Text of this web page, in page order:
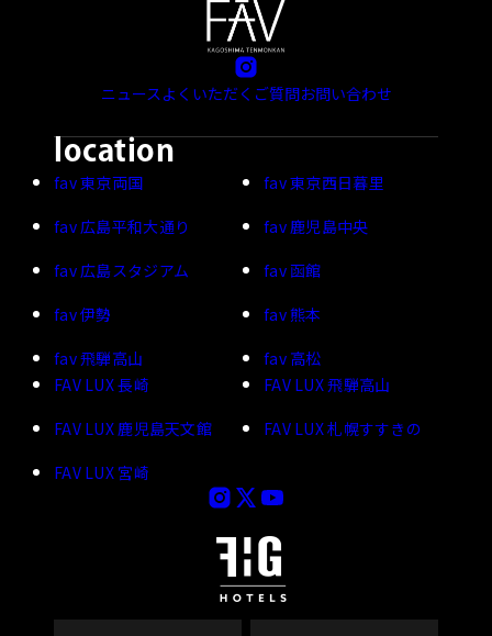
ニュースよくいただくご質問お問い合わせ
location
fav 東京両国
fav 東京西日暮里
fav 広島平和大通り
fav 鹿児島中央
fav 広島スタジアム
fav 函館
fav 伊勢
fav 熊本
fav 飛騨高山
fav 高松
FAV LUX 長崎
FAV LUX 飛騨高山
FAV LUX 鹿児島天文館
FAV LUX 札幌すすきの
FAV LUX 宮崎